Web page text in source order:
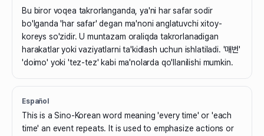
Bu biror voqea takrorlanganda, ya'ni har safar sodir
bo'lganda 'har safar' degan ma'noni anglatuvchi xitoy-
koreys so'zidir. U muntazam oraliqda takrorlanadigan
harakatlar yoki vaziyatlarni ta'kidlash uchun ishlatiladi. '매번'
'doimo' yoki 'tez-tez' kabi ma'nolarda qo'llanilishi mumkin.
Español
This is a Sino-Korean word meaning 'every time' or 'each
time' an event repeats. It is used to emphasize actions or